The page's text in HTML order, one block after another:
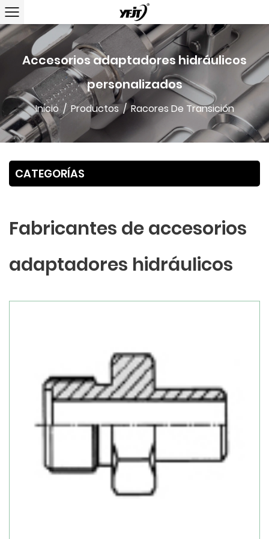
Accesorios adaptadores hidráulicos
personalizados
Inicio/Productos /Racores De Transición
CATEGORÍAS
Fabricantes de accesorios
adaptadores hidráulicos